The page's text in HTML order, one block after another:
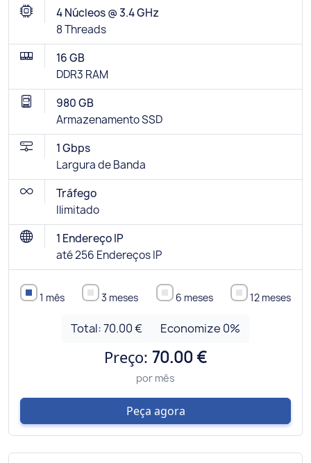
4 Núcleos @ 3.4 GHz
8 Threads
16 GB
DDR3 RAM
980 GB
Armazenamento SSD
1 Gbps
Largura de Banda
Tráfego
Ilimitado
1 Endereço IP
até 256 Endereços IP
1 mês 3 meses 6 meses 12 meses
Total:70.00 € Economize 0%
Preço: 70.00 €
por mês
Peça agora